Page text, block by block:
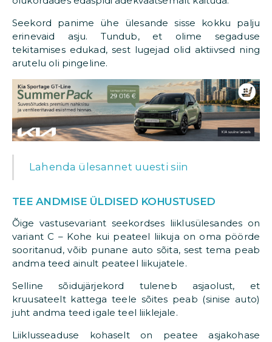
Seekord panime ühe ülesande sisse kokku palju
erinevaid asju. Tundub, et olime segaduse
tekitamises edukad, sest lugejad olid aktiivsed ning
arutelu oli pingeline.
Lahenda ülesannet uuesti siin
TEE ANDMISE ÜLDISED KOHUSTUSED
Õige vastusevariant seekordses liiklusülesandes on
variant C – Kohe kui peateel liikuja on oma pöörde
sooritanud, võib punane auto sõita, sest tema peab
andma teed ainult peateel liikujatele.
Selline sõidujärjekord tuleneb asjaolust, et
kruusateelt kattega teele sõites peab (sinise auto)
juht andma teed igale teel liiklejale.
Liiklusseaduse kohaselt on peatee asjakohase